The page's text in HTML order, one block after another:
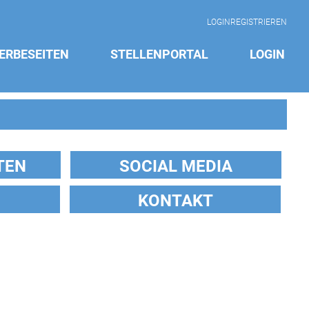
LOGIN REGISTRIEREN
STELLENPORTAL LOGIN
SOCIAL MEDIA
KONTAKT